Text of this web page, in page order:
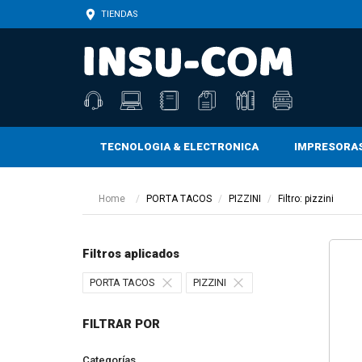
TIENDAS
TECNOLOGIA & ELECTRONICA
Home PORTA TACOS PIZZINI Filtro: pizzini
Filtros aplicados
PORTA TACOS PIZZINI
FILTRAR POR